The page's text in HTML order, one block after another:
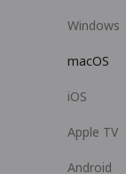
Windows
macOS
iOS
Apple TV
Android